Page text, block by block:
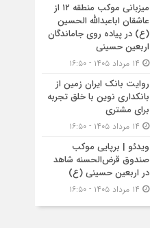
میزبانی موکب منطقه ۱۲ از
عاشقان اباعبدالله الحسین
(ع) در پیاده روی جاماندگان
اربعین حسینی
روایت بانک ایران زمین از
بانکداری نوین با خلق تجربه
برای مشتری
ویدئو | برپایی موکب
صندوق قرض‌الحسنه شاهد
در اربعین حسینی (ع)